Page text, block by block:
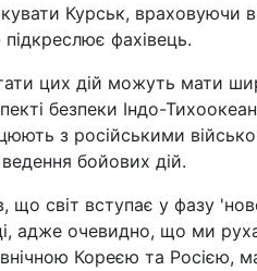
Курськ, враховуючи
фахівець.
цих дій можуть мати
безпеки Індо-
з російськими
ведення бойових дій.
що світ вступає у фазу
адже очевидно, що ми
Кореєю та Росією,